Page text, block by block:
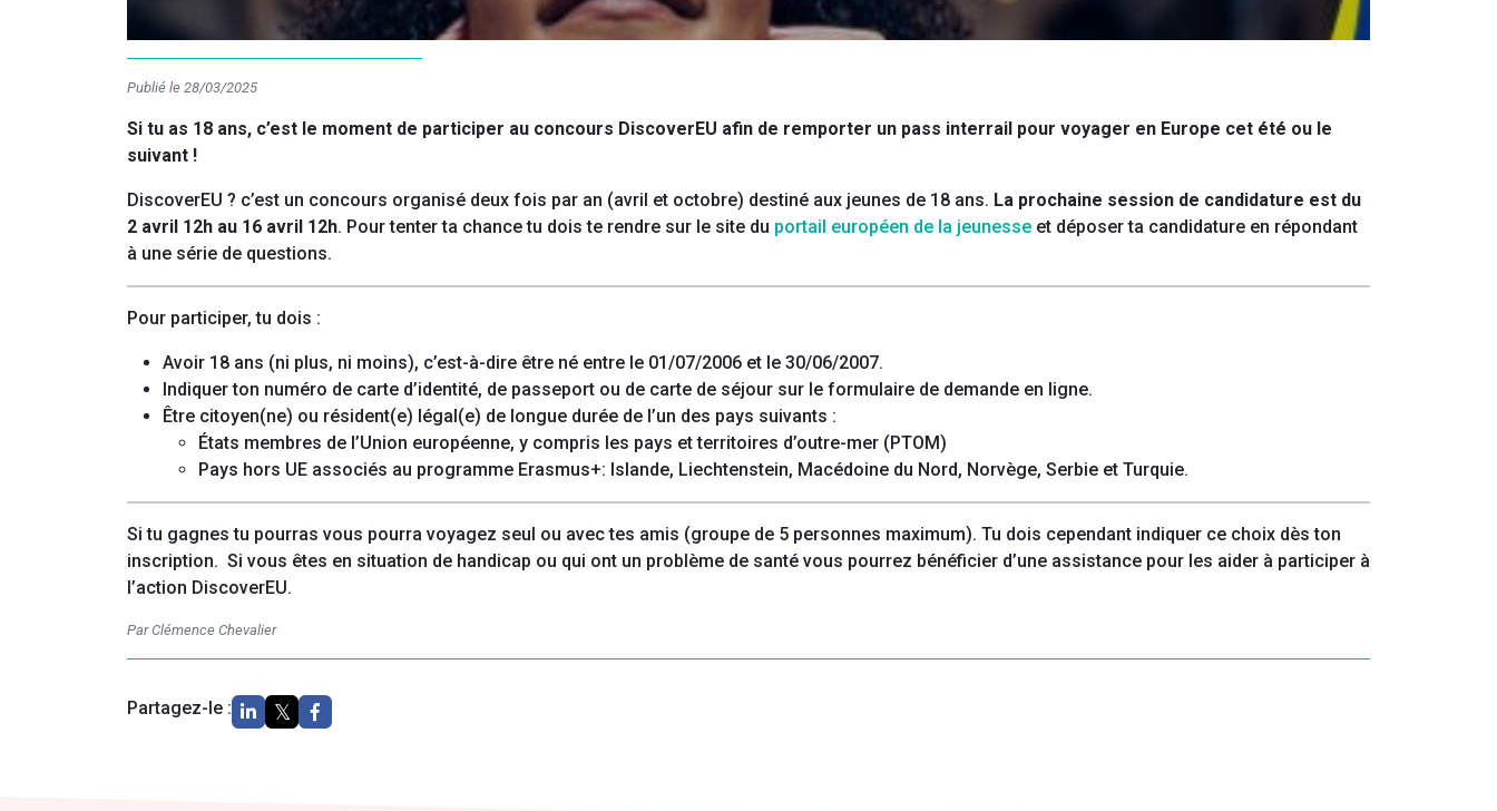
Publié le 28/03/2025
Si tu as 18 ans, c’est le moment de participer au concours DiscoverEU afin de remporter un pass interrail pour voyager en Europe cet été ou le
suivant !
DiscoverEU ? c’est un concours organisé deux fois par an (avril et octobre) destiné aux jeunes de 18 ans. La prochaine session de candidature est du
2 avril 12h au 16 avril 12h. Pour tenter ta chance tu dois te rendre sur le site du portail européen de la jeunesse et déposer ta candidature en répondant
à une série de questions.
Pour participer, tu dois :
Avoir 18 ans (ni plus, ni moins), c’est-à-dire être né entre le 01/07/2006 et le 30/06/2007.
Indiquer ton numéro de carte d’identité, de passeport ou de carte de séjour sur le formulaire de demande en ligne.
Être citoyen(ne) ou résident(e) légal(e) de longue durée de l’un des pays suivants :
États membres de l’Union européenne, y compris les pays et territoires d’outre-mer (PTOM)
Pays hors UE associés au programme Erasmus+: Islande, Liechtenstein, Macédoine du Nord, Norvège, Serbie et Turquie.
Si tu gagnes tu pourras vous pourra voyagez seul ou avec tes amis (groupe de 5 personnes maximum). Tu dois cependant indiquer ce choix dès ton
inscription. Si vous êtes en situation de handicap ou qui ont un problème de santé vous pourrez bénéficier d’une assistance pour les aider à participer à
l’action DiscoverEU.
Par Clémence Chevalier
Partagez-le :